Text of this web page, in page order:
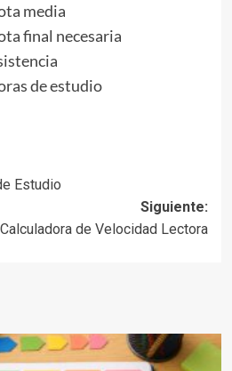
media
final necesaria
de estudio
Estudio
Siguiente:
Calculadora de Velocidad Lectora